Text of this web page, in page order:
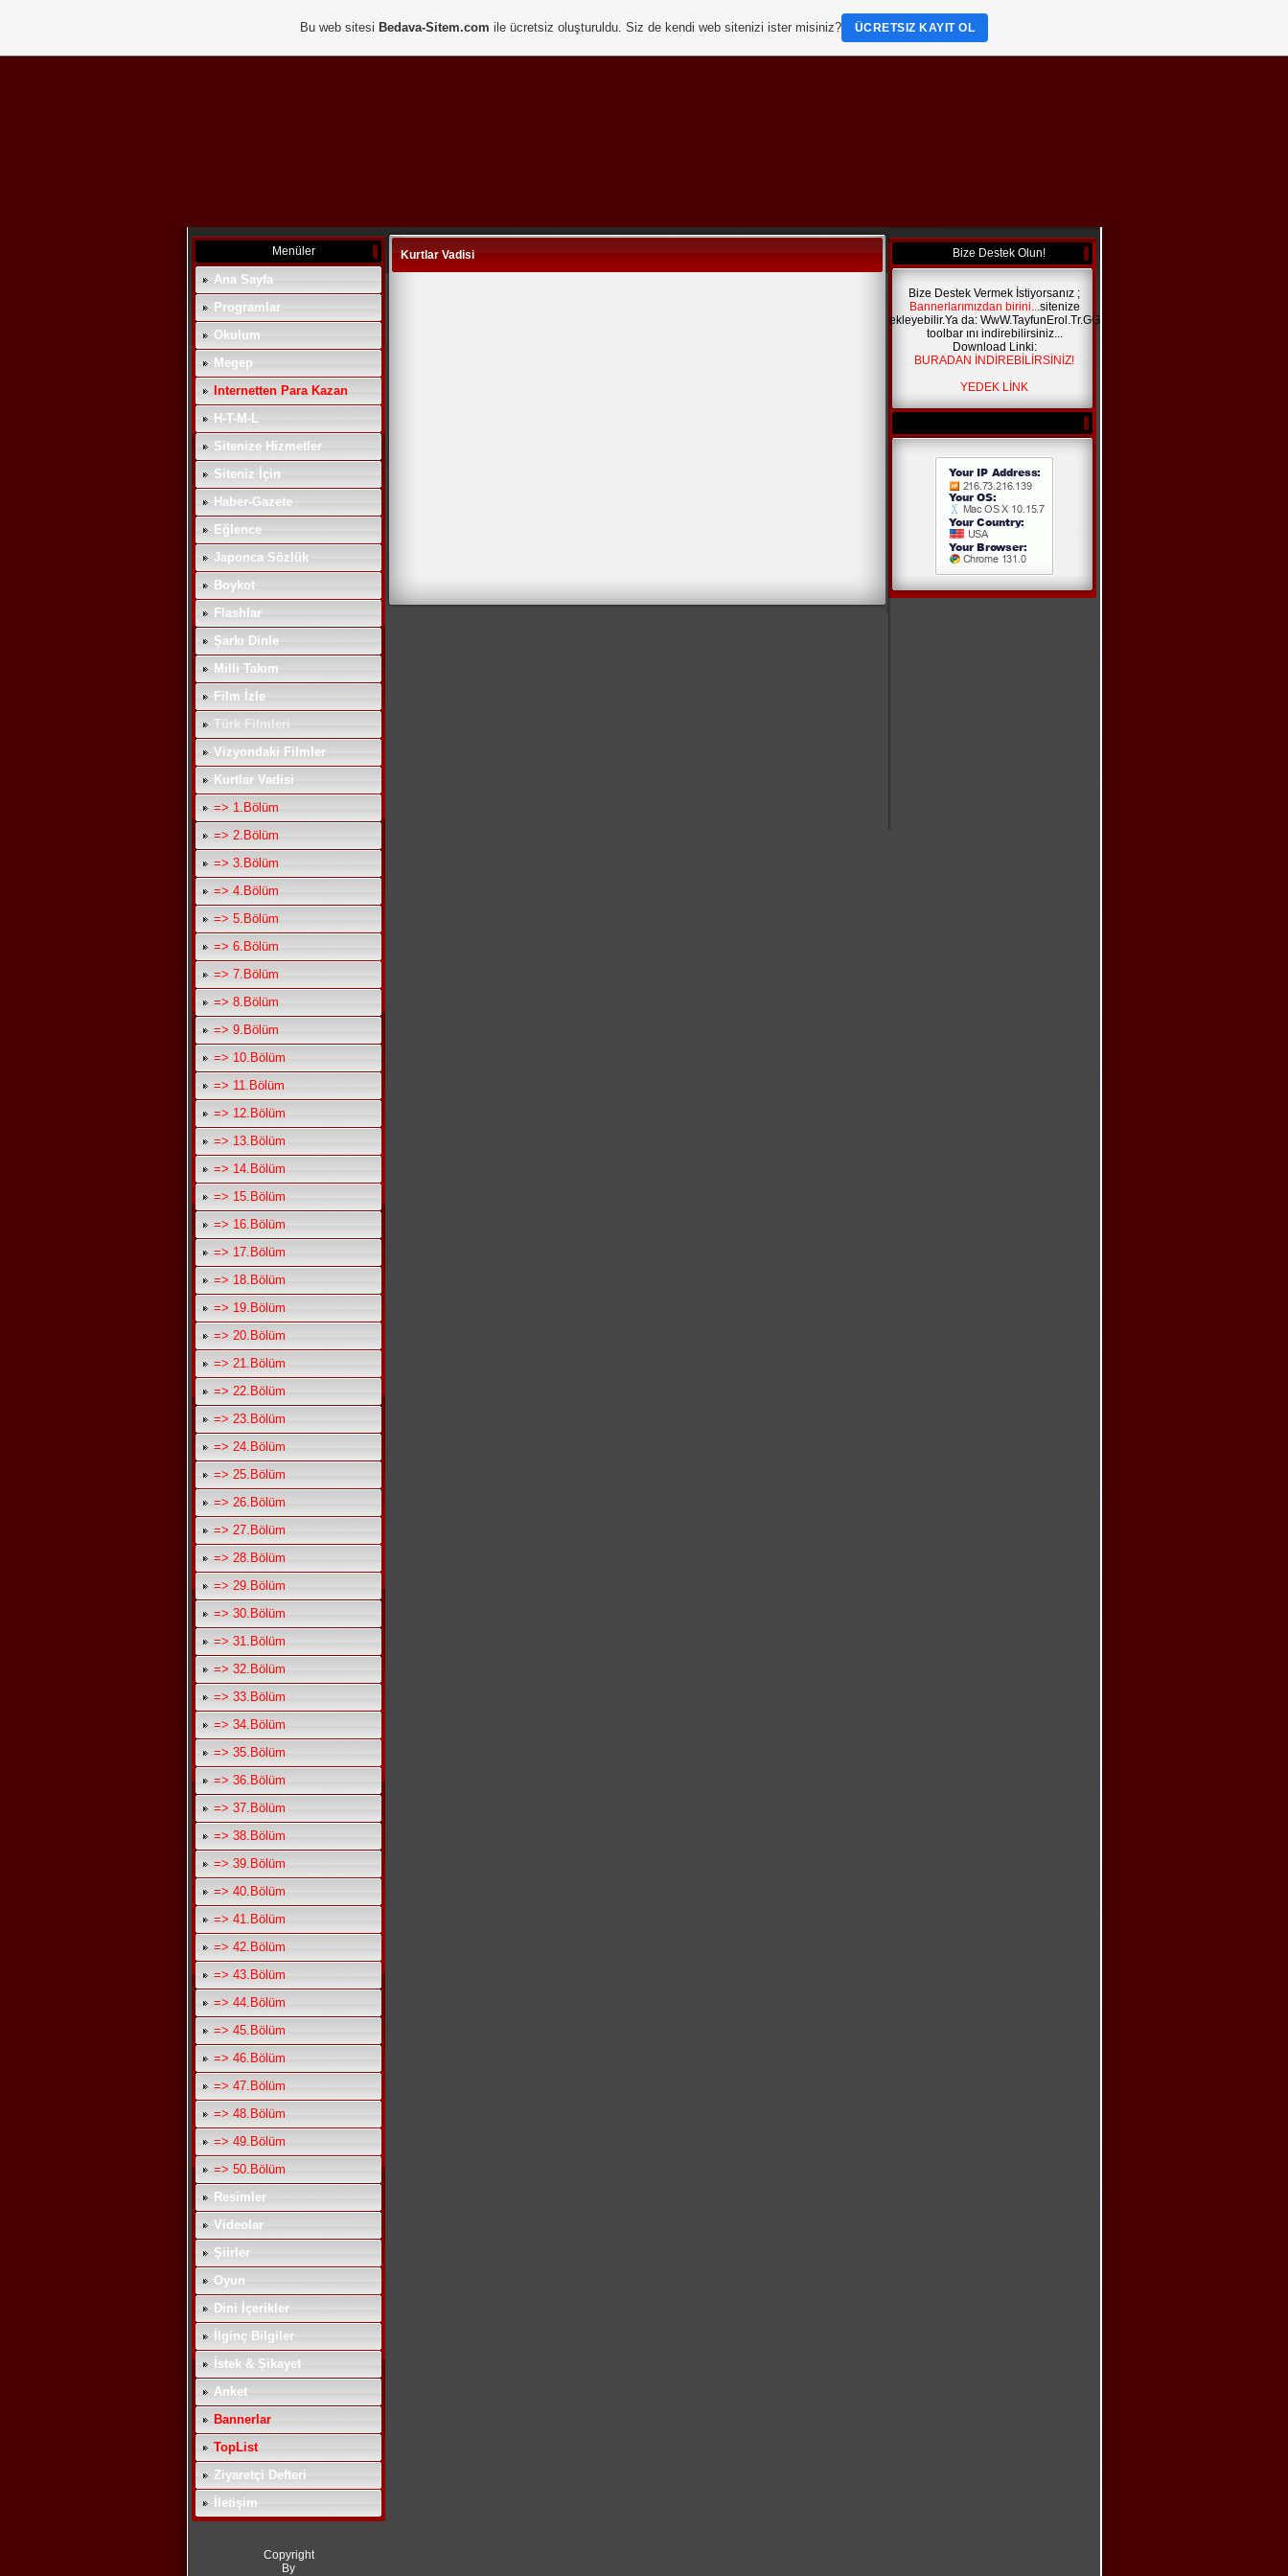
Menüler
Ana Sayfa
Programlar
Okulum
Megep
Internetten Para Kazan
H-T-M-L
Sitenize Hizmetler
Siteniz İçin
Haber-Gazete
Eğlence
Japonca Sözlük
Boykot
Flashlar
Şarkı Dinle
Milli Takım
Film İzle
Türk Filmleri
Vizyondaki Filmler
Kurtlar Vadisi
=> 1.Bölüm
=> 2.Bölüm
=> 3.Bölüm
=> 4.Bölüm
=> 5.Bölüm
=> 6.Bölüm
=> 7.Bölüm
=> 8.Bölüm
=> 9.Bölüm
=> 10.Bölüm
=> 11.Bölüm
=> 12.Bölüm
=> 13.Bölüm
=> 14.Bölüm
=> 15.Bölüm
=> 16.Bölüm
=> 17.Bölüm
=> 18.Bölüm
=> 19.Bölüm
=> 20.Bölüm
=> 21.Bölüm
=> 22.Bölüm
=> 23.Bölüm
=> 24.Bölüm
=> 25.Bölüm
=> 26.Bölüm
=> 27.Bölüm
=> 28.Bölüm
=> 29.Bölüm
=> 30.Bölüm
=> 31.Bölüm
=> 32.Bölüm
=> 33.Bölüm
=> 34.Bölüm
=> 35.Bölüm
=> 36.Bölüm
=> 37.Bölüm
=> 38.Bölüm
=> 39.Bölüm
=> 40.Bölüm
=> 41.Bölüm
=> 42.Bölüm
=> 43.Bölüm
=> 44.Bölüm
=> 45.Bölüm
=> 46.Bölüm
=> 47.Bölüm
=> 48.Bölüm
=> 49.Bölüm
=> 50.Bölüm
Resimler
Videolar
Şiirler
Oyun
Dini İçerikler
İlginç Bilgiler
İstek & Şikayet
Anket
Bannerlar
TopList
Ziyaretçi Defteri
İletişim
Copyright
By
Kurtlar Vadisi Bize Destek Olun!
Bize Destek Vermek İstiyorsanız ;
Bannerlarımızdan birini...sitenize
ekleyebilir.Ya da: WwW.TayfunErol.Tr.GG
toolbar ını indirebilirsiniz...
Download Linki:
BURADAN İNDİREBİLİRSİNİZ!
YEDEK LİNK
Bu web sitesi Bedava-Sitem.com ile ücretsiz oluşturuldu. Siz de kendi web sitenizi ister misiniz? ÜCRETSIZ KAYIT OL